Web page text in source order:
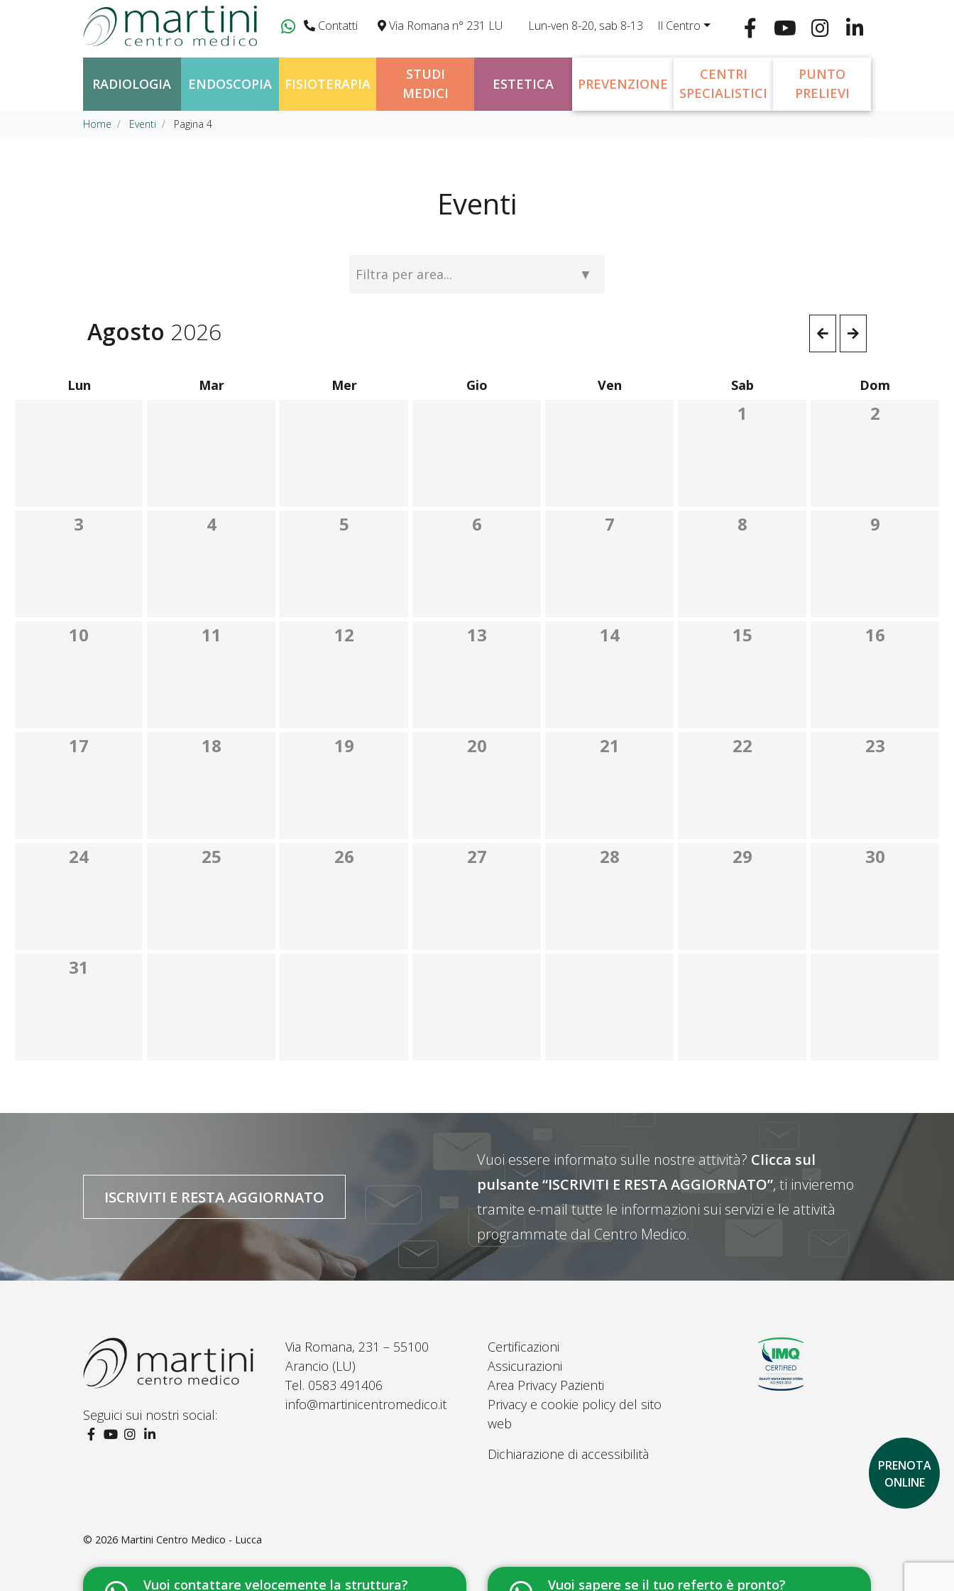
Vai al contenuto
Contatti Via Romana n° 231 LU Lun-ven 8-20, sab 8-13 Il Centro
RADIOLOGIA ENDOSCOPIA FISIOTERAPIA
STUDI
MEDICI
ESTETICA PREVENZIONE
CENTRI
SPECIALISTICI
PUNTO
PRELIEVI
Home Eventi Pagina 4
Eventi
Agosto 2026
Lun Mar Mer Gio Ven Sab Dom
1 2
3 4 5 6 7 8 9
10 11 12 13 14 15 16
17 18 19 20 21 22 23
24 25 26 27 28 29 30
31
ISCRIVITI E RESTA AGGIORNATO
Vuoi essere informato sulle nostre attività? Clicca sul
pulsante “ISCRIVITI E RESTA AGGIORNATO”, ti invieremo
tramite e-mail tutte le informazioni sui servizi e le attività
programmate dal Centro Medico.
Seguici sui nostri social:
Via Romana, 231 – 55100
Arancio (LU)
Tel. 0583 491406
info@martinicentromedico.it
Certificazioni
Assicurazioni
Area Privacy Pazienti
Privacy e cookie policy del sito
web
Dichiarazione di accessibilità
© 2026 Martini Centro Medico - Lucca
PRENOTA
ONLINE
Vuoi contattare velocemente la struttura? Vuoi sapere se il tuo referto è pronto?